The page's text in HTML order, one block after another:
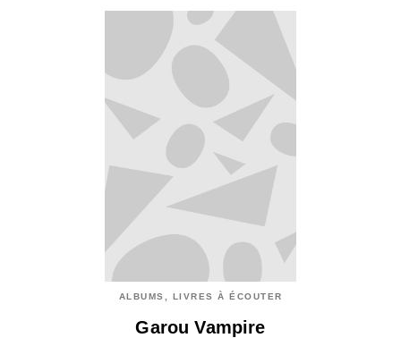
ALBUMS, LIVRES À ÉCOUTER
Garou Vampire